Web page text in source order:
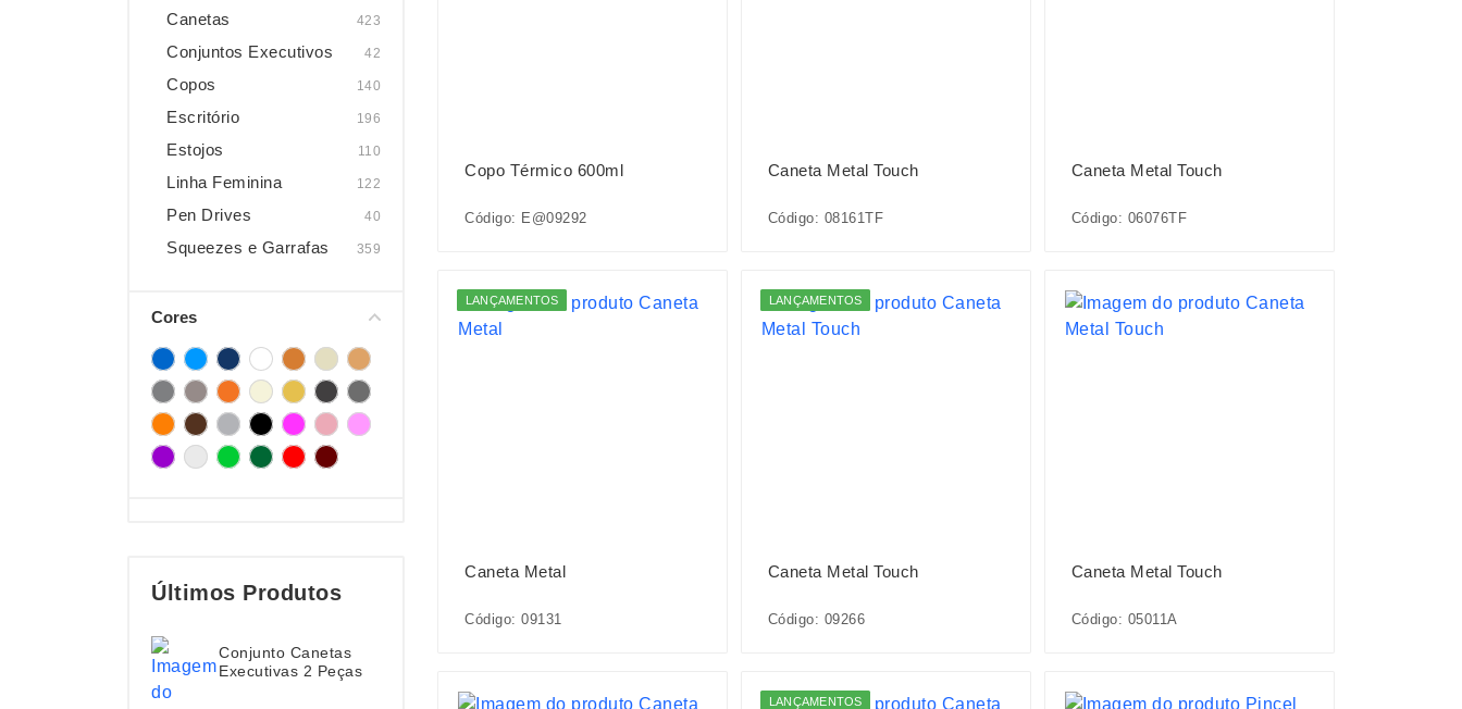
Canetas 423
Conjuntos Executivos 42
Copos 140
Escritório 196
Estojos 110
Linha Feminina 122
Pen Drives 40
Squeezes e Garrafas 359
Cores
Últimos Produtos
Conjunto Canetas
Executivas 2 Peças
Copo Térmico 600ml
Código: E@09292
Caneta Metal Touch
Código: 08161TF
Caneta Metal Touch
Código: 06076TF
LANÇAMENTOS
Caneta Metal
Código: 09131
LANÇAMENTOS
Caneta Metal Touch
Código: 09266
Caneta Metal Touch
Código: 05011A
LANÇAMENTOS